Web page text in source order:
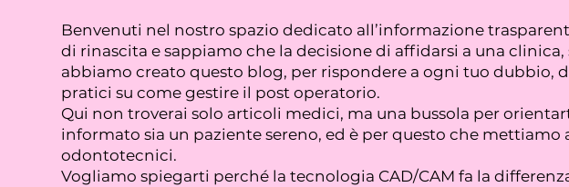
Benvenuti nel nostro spazio dedicato all’informazione
di rinascita e sappiamo che la decisione di affidarsi a una
abbiamo creato questo blog, per rispondere a ogni tuo dubbio,
pratici su come gestire il post operatorio.
Qui non troverai solo articoli medici, ma una bussola per
informato sia un paziente sereno, ed è per questo che
odontotecnici.
Vogliamo spiegarti perché la tecnologia CAD/CAM fa la